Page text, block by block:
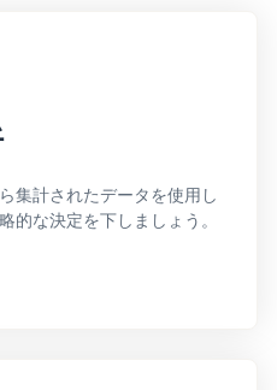
集計されたデータを使用し
的な決定を下しましょう。